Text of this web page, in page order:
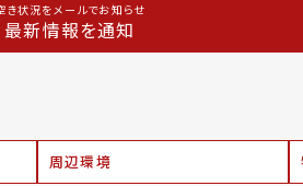
き状況をメールでお知らせ
最新情報を通知
周辺環境